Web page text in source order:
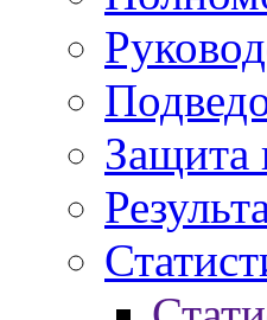
Защита